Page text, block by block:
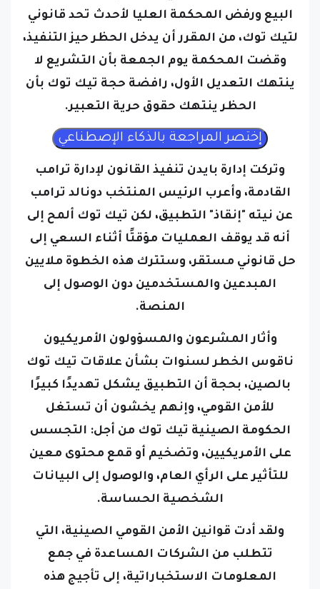
البيع ورفض المحكمة العليا لأحدث تحد قانوني
لتيك توك، من المقرر أن يدخل الحظر حيز التنفيذ،
وقضت المحكمة يوم الجمعة بأن التشريع لا
ينتهك التعديل الأول، رافضة حجة تيك توك بأن
الحظر ينتهك حقوق حرية التعبير.
وتركت إدارة بايدن تنفيذ القانون لإدارة ترامب
القادمة، وأعرب الرئيس المنتخب دونالد ترامب
عن نيته "إنقاذ" التطبيق، لكن تيك توك ألمح إلى
أنه قد يوقف العمليات مؤقتًا أثناء السعي إلى
حل قانوني مستقر، وستترك هذه الخطوة ملايين
المبدعين والمستخدمين دون الوصول إلى
المنصة.
وأثار المشرعون والمسؤولون الأمريكيون
ناقوس الخطر لسنوات بشأن علاقات تيك توك
بالصين، بحجة أن التطبيق يشكل تهديدًا كبيرًا
للأمن القومي، وإنهم يخشون أن تستغل
الحكومة الصينية تيك توك من أجل: التجسس
على الأمريكيين، وتضخيم أو قمع محتوى معين
للتأثير على الرأي العام، والوصول إلى البيانات
الشخصية الحساسة.
ولقد أدت قوانين الأمن القومي الصينية، التي
تتطلب من الشركات المساعدة في جمع
المعلومات الاستخباراتية، إلى تأجيج هذه